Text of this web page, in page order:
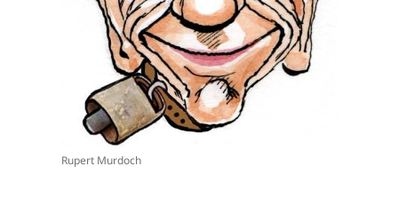
Rupert Murdoch